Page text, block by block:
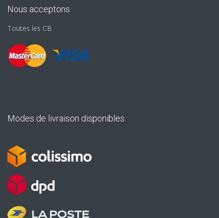
Nous acceptons
Toutes les CB
Modes de livraison disponibles